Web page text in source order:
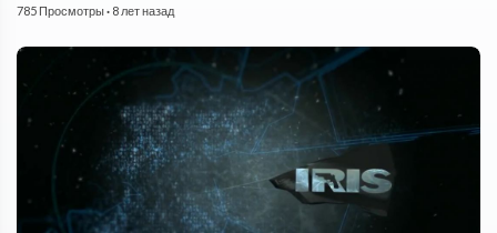
785 Просмотры· 8 лет назад